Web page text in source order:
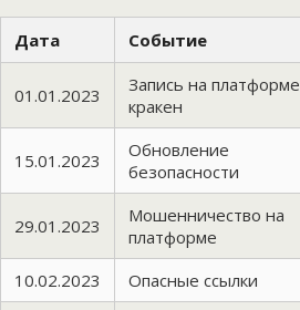
Дата Событие
01.01.2023
Запись на платформе
кракен
15.01.2023
Обновление
безопасности
29.01.2023
Мошенничество на
платформе
10.02.2023 Опасные ссылки